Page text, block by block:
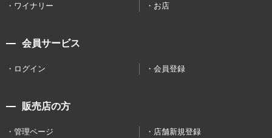
ワイナリー お店
会員サービス
ログイン 会員登録
販売店の方
管理ページ 店舗新規登録